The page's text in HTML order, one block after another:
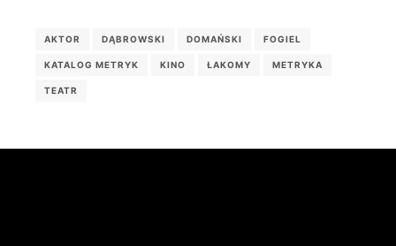
AKTOR DĄBROWSKI DOMAŃSKI FOGIEL
KATALOG METRYK KINO ŁAKOMY METRYKA
TEATR